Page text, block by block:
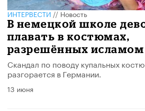
ИНТЕРВЕСТИ//Новость
В немецкой школе
плавать в костюмах,
разрешённых исламом
Скандал по поводу купальных
разгорается в Германии.
13 июня